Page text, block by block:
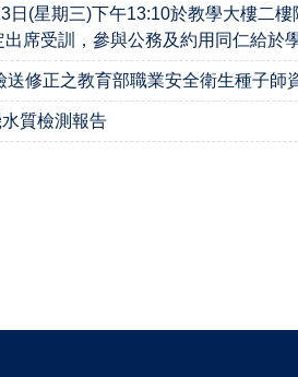
日(星期三)下午13:10於教學大樓二
席受訓，參與公務及約用同仁給於
送修正之教育部職業安全衛生種子師
質檢測報告